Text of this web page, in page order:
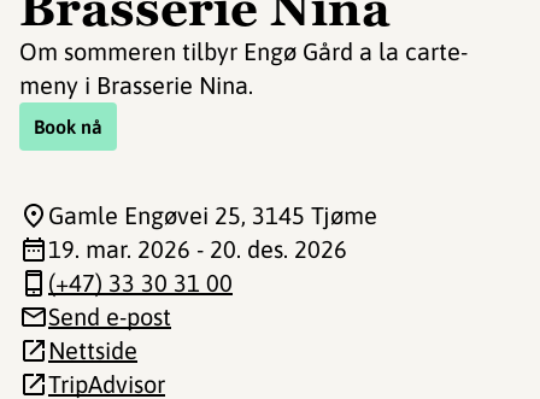
Om sommeren tilbyr Engø Gård a la carte-
meny i Brasserie Nina.
Book nå
Gamle Engøvei 25, 3145 Tjøme
19. mar. 2026 - 20. des. 2026
(+47) 33 30 31 00
Send e-post
Nettside
TripAdvisor